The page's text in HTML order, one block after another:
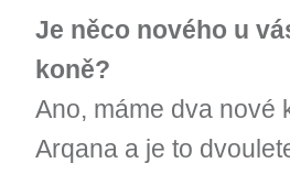
Je něco nového u
koně?
Ano, máme dva nové
Arqana a je to